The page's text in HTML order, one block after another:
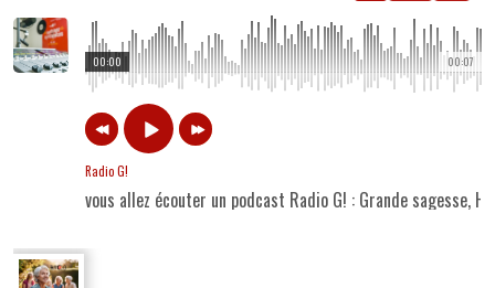
00:07
00:00
Radio G!
vous allez écouter un podcast Radio G! : Grande sagesse,